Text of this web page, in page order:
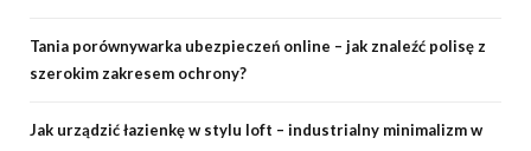
Tania porównywarka ubezpieczeń online – jak znaleźć polisę z
szerokim zakresem ochrony?
Jak urządzić łazienkę w stylu loft – industrialny minimalizm w